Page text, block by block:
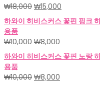
격:
₩18,000.₩15,000.
₩18,000 원
래
가
격:
₩18,000.
₩15,000
재
가
하와이 히비스커스 꽃핀 핑크
용품
₩10,000 원
래
가
격:
₩10,000.
₩8,000
재
가
₩8,000.
하와이 히비스커스 꽃핀 노랑
용품
₩10,000 원
₩8,000